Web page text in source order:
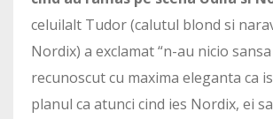
celuilalt Tudor (calutul blond si
Nordix) a exclamat “n-au nicio
recunoscut cu maxima eleganta ca
planul ca atunci cind ies Nordix, ei